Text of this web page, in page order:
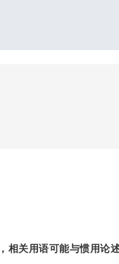
相关用语可能与惯用论